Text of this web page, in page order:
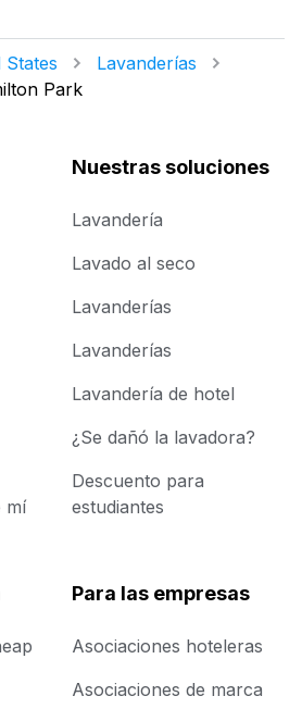
Lavanderías
Park
mí
Nuestras soluciones
Lavandería
Lavado al seco
Lavanderías
Lavanderías
Lavandería de hotel
¿Se dañó la lavadora?
Descuento para
estudiantes
Para las empresas
Asociaciones hoteleras
Asociaciones de marca